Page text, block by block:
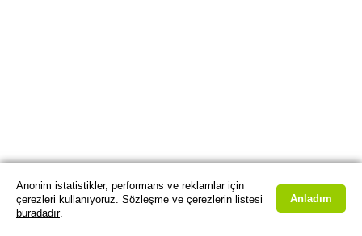
Anonim istatistikler, performans ve reklamlar için
çerezleri kullanıyoruz. Sözleşme ve çerezlerin listesi
buradadır.
Anladım